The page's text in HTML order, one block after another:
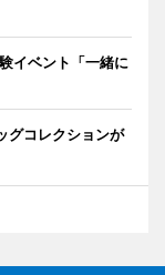
イベント「一緒に
グコレクションが